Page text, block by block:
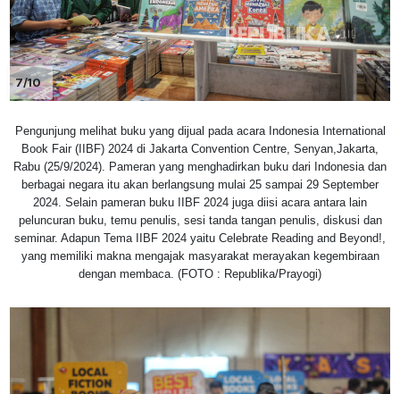
7/10
Pengunjung melihat buku yang dijual pada acara Indonesia International
Book Fair (IIBF) 2024 di Jakarta Convention Centre, Senyan,Jakarta,
Rabu (25/9/2024). Pameran yang menghadirkan buku dari Indonesia dan
berbagai negara itu akan berlangsung mulai 25 sampai 29 September
2024. Selain pameran buku IIBF 2024 juga diisi acara antara lain
peluncuran buku, temu penulis, sesi tanda tangan penulis, diskusi dan
seminar. Adapun Tema IIBF 2024 yaitu Celebrate Reading and Beyond!,
yang memiliki makna mengajak masyarakat merayakan kegembiraan
dengan membaca. (FOTO : Republika/Prayogi)